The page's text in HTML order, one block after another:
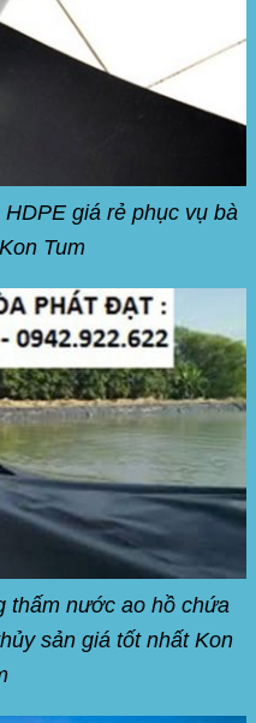
giá rẻ phục vụ bà
Tum
thấm nước ao hồ chứa
sản giá tốt nhất Kon